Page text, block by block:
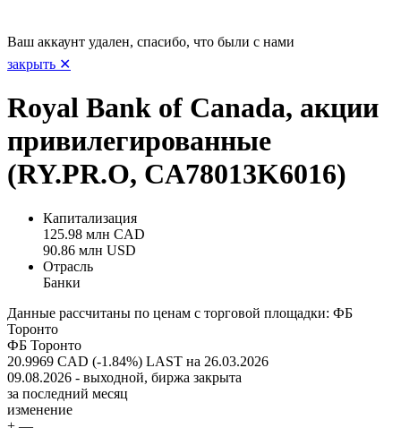
Ваш аккаунт удален, спасибо, что были с нами
закрыть ✕
Royal Bank of Canada, акции
привилегированные
(RY.PR.O, CA78013K6016)
Капитализация
125.98 млн CAD
90.86 млн USD
Отрасль
Банки
Данные рассчитаны по ценам с торговой площадки: ФБ
Торонто
ФБ Торонто
20.9969 CAD (-1.84%) LAST на 26.03.2026
09.08.2026 - выходной, биржа закрыта
за последний месяц
изменение